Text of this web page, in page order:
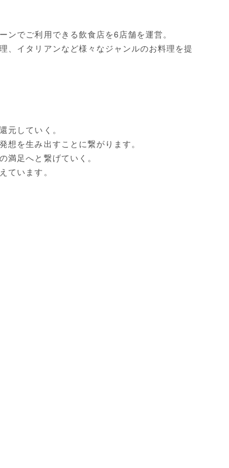
でご利用できる飲食店を6店舗を運営。
、イタリアンなど様々なジャンルのお料理を提
元していく。
を生み出すことに繋がります。
満足へと繋げていく。
ています。